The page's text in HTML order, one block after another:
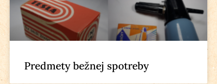
Predmety bežnej spotreby